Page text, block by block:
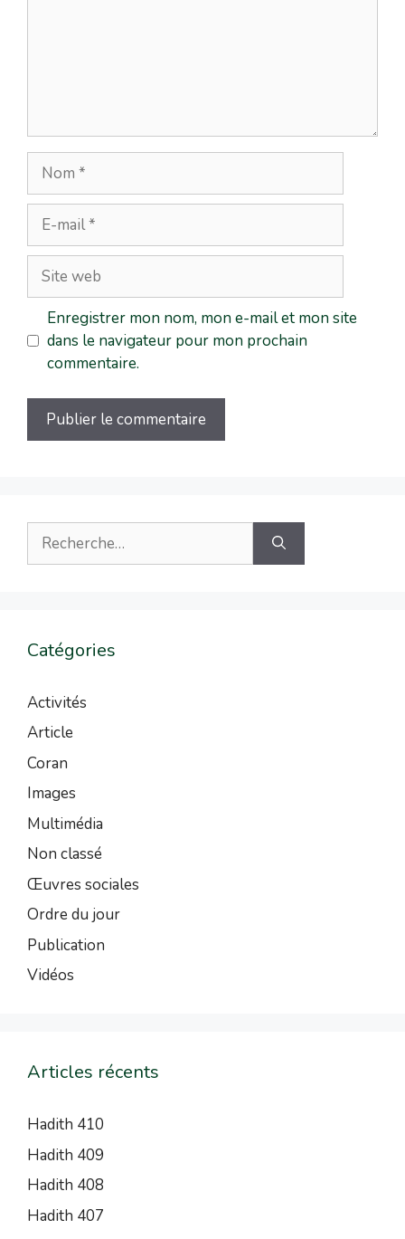
Enregistrer mon nom, mon e-mail et mon site
dans le navigateur pour mon prochain
commentaire.
Catégories
Activités
Article
Coran
Images
Multimédia
Non classé
Œuvres sociales
Ordre du jour
Publication
Vidéos
Articles récents
Hadith 410
Hadith 409
Hadith 408
Hadith 407